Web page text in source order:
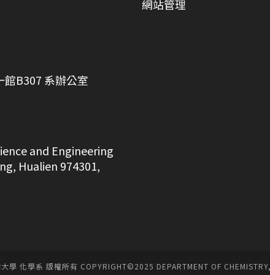
B307 系辦公室
and Engineering
Hualien 974301,
網站管理
學 化學系 版權所有 COPYRIGHT©2025 DEPARTMENT OF